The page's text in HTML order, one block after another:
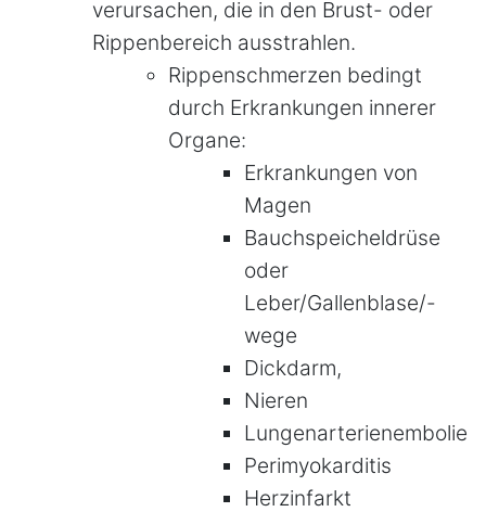
verursachen, die in den Brust- oder
Rippenbereich ausstrahlen.
Rippenschmerzen bedingt
durch Erkrankungen innerer
Organe:
Erkrankungen von
Magen
Bauchspeicheldrüse
oder
Leber/Gallenblase/-
wege
Dickdarm,
Nieren
Lungenarterienembolie
Perimyokarditis
Herzinfarkt